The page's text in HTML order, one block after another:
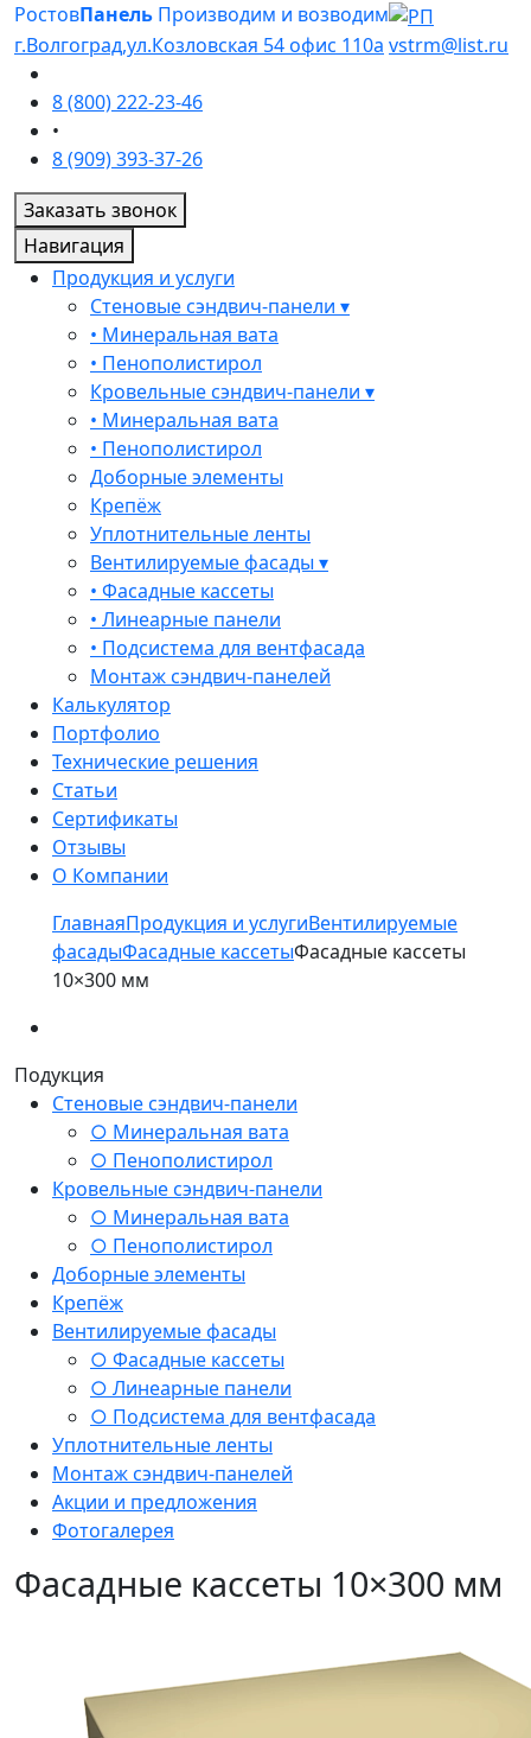
РостовПанель Производим и возводим
г.Волгоград,ул.Козловская 54 офис 110а vstrm@list.ru
8 (800) 222-23-46
•
8 (909) 393-37-26
Заказать звонок
Навигация
Продукция и услуги
Стеновые сэндвич-панели ▾
• Минеральная вата
• Пенополистирол
Кровельные сэндвич-панели ▾
• Минеральная вата
• Пенополистирол
Доборные элементы
Крепёж
Уплотнительные ленты
Вентилируемые фасады ▾
• Фасадные кассеты
• Линеарные панели
• Подсистема для вентфасада
Монтаж сэндвич-панелей
Калькулятор
Портфолио
Технические решения
Статьи
Сертификаты
Отзывы
О Компании
ГлавнаяПродукция и услугиВентилируемые
фасадыФасадные кассетыФасадные кассеты
10×300 мм
Подукция
Стеновые сэндвич-панели
○ Минеральная вата
○ Пенополистирол
Кровельные сэндвич-панели
○ Минеральная вата
○ Пенополистирол
Доборные элементы
Крепёж
Вентилируемые фасады
○ Фасадные кассеты
○ Линеарные панели
○ Подсистема для вентфасада
Уплотнительные ленты
Монтаж сэндвич-панелей
Акции и предложения
Фотогалерея
Фасадные кассеты 10×300 мм